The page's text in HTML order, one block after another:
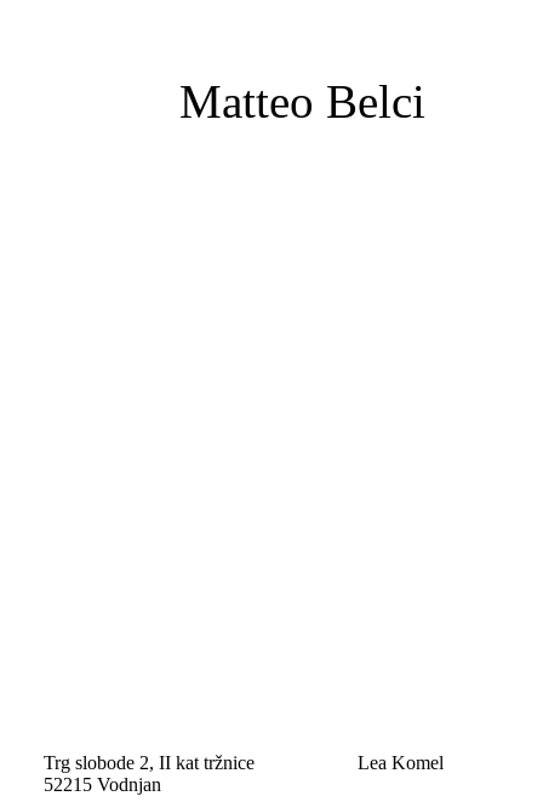
Matteo Belci
Trg slobode 2, II kat tržnice
52215 Vodnjan
Lea Komel